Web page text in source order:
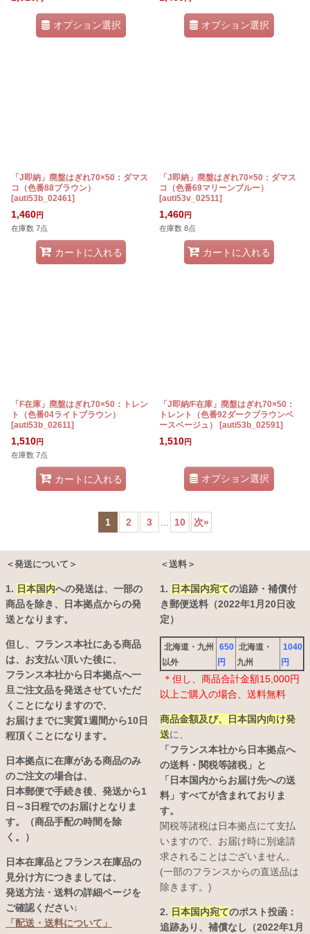
オプション選択 オプション選択
「J即納」廃盤はぎれ70×50：ダマス
コ（色番88ブラウン）
[auti53b_02461]
1,460円
在庫数 7点
カートに入れる
「J即納」廃盤はぎれ70×50：ダマス
コ（色番69マリーンブルー）
[auti53v_02511]
1,460円
在庫数 8点
カートに入れる
「F在庫」廃盤はぎれ70×50：トレン
ト（色番04ライトブラウン）
[auti53b_02611]
1,510円
在庫数 7点
カートに入れる
「J即納/F在庫」廃盤はぎれ70×50：
トレント（色番92ダークブラウンベ
ースベージュ）
[auti53b_02591]
1,510円
オプション選択
1 2 3 10 次»
＜発送について＞
1. 日本国内への発送は、 一部の
商品を除き、日本拠点からの発
送となります。
但し、フランス本社にある商品
は、お支払い頂いた後に、
フランス本社から日本拠点へ一
旦ご注文品を発送させていただ
くことになりますので、
お届けまでに実質1週間から10日
程頂くことになります。
日本拠点に在庫がある商品のみ
のご注文の場合は、
日本郵便で手続き後、発送から1
日～3日程でのお届けとなりま
す。（商品手配の時間を除
く。）
日本在庫品とフランス在庫品の
見分け方につきましては、
発送方法・送料の詳細ページを
ご確認ください↓
「配送・送料について」
＜送料＞
1. 日本国内宛ての追跡・補償付
き郵便送料（2022年1月20日改
定）
北海道・九州
以外
650
円
北海道・
九州
1040
円
＊但し、商品合計金額15,000円
以上ご購入の場合、送料無料
商品金額及び、日本国内向け発
送に、
「フランス本社から日本拠点へ
の送料・関税等諸税」と
「日本国内からお届け先への送
料」すべてが含まれておりま
す。
関税等諸税は日本拠点にて支払
いますので、お届け時に別途請
求されることはございません。
(一部のフランスからの直送品は
除きます。)
2. 日本国内宛てのポスト投函：
追跡あり、補償なし（2022年1月